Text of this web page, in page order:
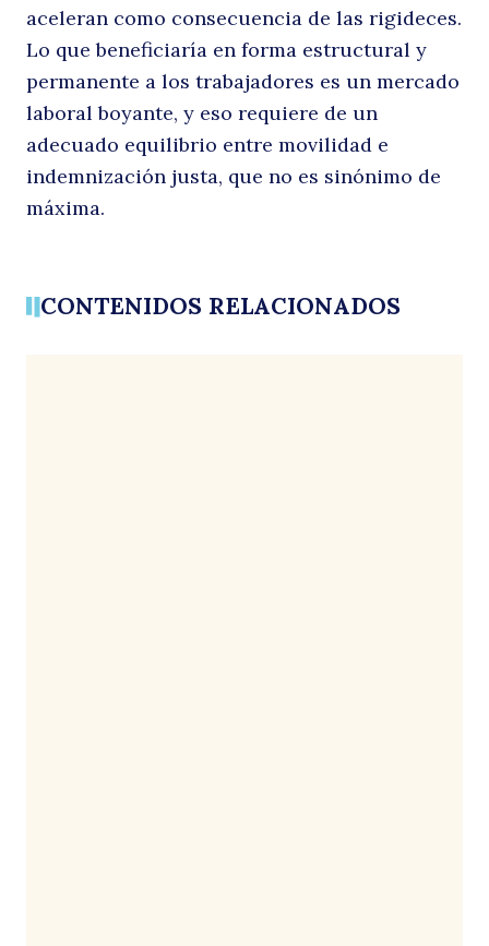
Buscar
aceleran como consecuencia de las rigideces.
Lo que beneficiaría en forma estructural y
permanente a los trabajadores es un mercado
laboral boyante, y eso requiere de un
adecuado equilibrio entre movilidad e
indemnización justa, que no es sinónimo de
máxima.
CONTENIDOS RELACIONADOS